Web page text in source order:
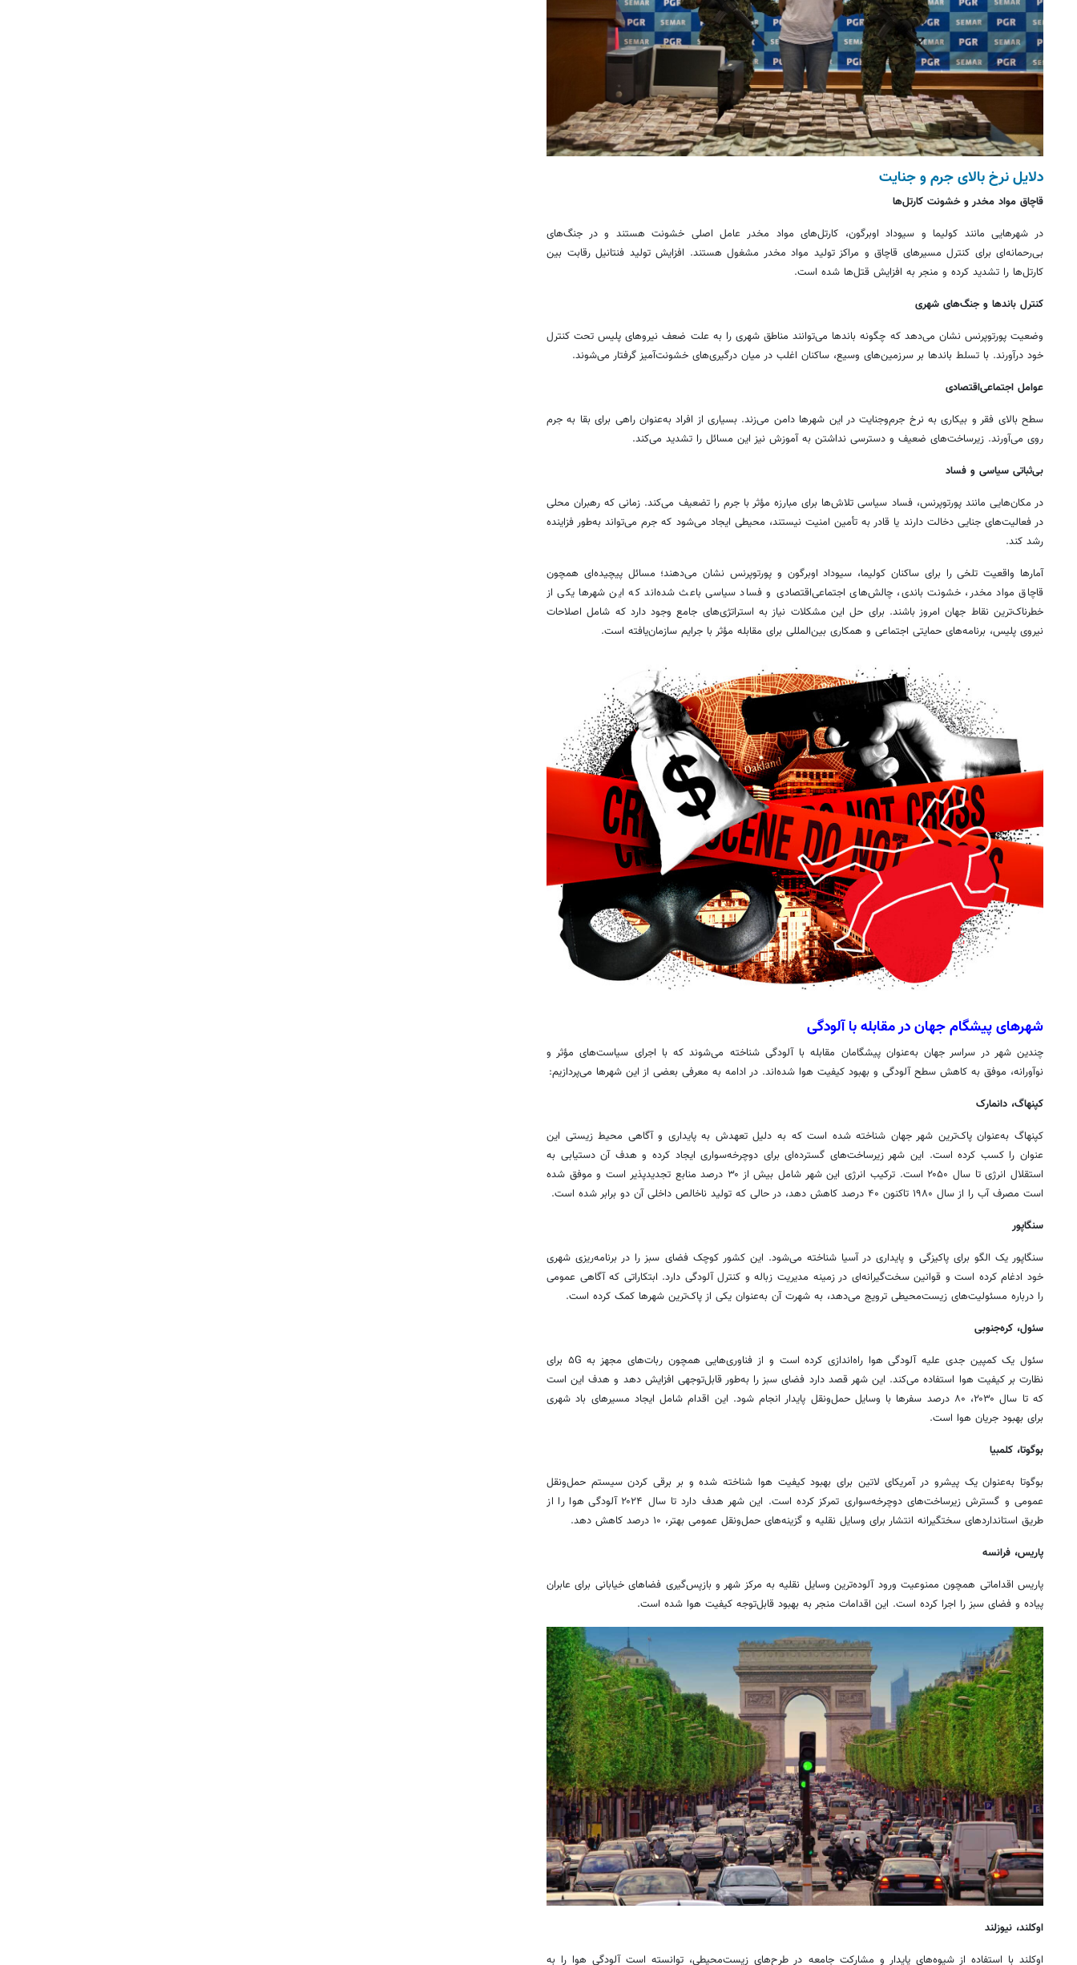
دلایل نرخ بالای جرم و جنایت
قاچاق مواد مخدر و خشونت کارتل‌ها
در شهرهایی مانند کولیما و سیوداد اوبرگون، کارتل‌های مواد مخدر عامل اصلی خشونت هستند و در جنگ‌های
بی‌رحمانه‌ای برای کنترل مسیرهای قاچاق و مراکز تولید مواد مخدر مشغول هستند. افزایش تولید فنتانیل رقابت بین
کارتل‌ها را تشدید کرده و منجر به افزایش قتل‌ها شده است.
کنترل باندها و جنگ‌های شهری
وضعیتپورتوپرنس نشان می‌دهد که چگونه باندها می‌توانند مناطق شهری را به علت ضعف نیروهای پلیس تحت کنترل
خود درآورند. با تسلط باندها بر سرزمین‌های وسیع، ساکنان اغلب در میان درگیری‌های خشونت‌آمیز گرفتار می‌شوند.
عوامل اجتماعی‌اقتصادی
سطح بالای فقر و بیکاری به نرخ جرم‌وجنایتدر این شهرها دامن می‌زند. بسیاری از افراد به‌عنوان راهی برای بقا به جرم
روی می‌آورند. زیرساخت‌های ضعیف و دسترسی نداشتن به آموزش نیز این مسائل را تشدید می‌کند.
بی‌ثباتی سیاسی و فساد
در مکان‌هایی مانندپورتوپرنس، فساد سیاسی تلاش‌ها برای مبارزه مؤثر با جرم را تضعیف می‌کند. زمانی که رهبران محلی
در فعالیت‌های جنایی دخالت دارند یا قادر به تأمین امنیت نیستند، محیطی ایجاد می‌شود که جرم می‌تواند به‌طور فزاینده
رشد کند.
آمارها واقعیت تلخی را برای ساکنان کولیما، سیوداد اوبرگون و پورتوپرنس نشان می‌دهند؛ مسائل پیچیده‌ای همچون
قاچاق مواد مخدر، خشونت باندی، چالش‌های اجتماعی‌اقتصادی و فساد سیاسی باعث شده‌اند که این شهرها یکی از
خطرناک‌ترین نقاط جهان امروز باشند. برای حل این مشکلات نیاز به استراتژی‌های جامع وجود دارد که شامل اصلاحات
نیروی پلیس، برنامه‌های حمایتی اجتماعی و همکاری بین‌المللی برای مقابله مؤثر با جرایم سازمان‌یافته است.
شهرهای پیشگام جهان در مقابله با آلودگی
چندین شهر در سراسر جهان به‌عنوان پیشگامان مقابله با آلودگی شناخته می‌شوند که با اجرای سیاست‌های مؤثر و
نوآورانه، موفق به کاهش سطح آلودگی و بهبود کیفیت هوا شده‌اند. در ادامه به معرفی بعضی از این شهرها می‌پردازیم:
کپنهاگ، دانمارک
کپنهاگ به‌عنوان پاک‌ترین شهر جهان شناخته شده است که به دلیل تعهدش به پایداری و آگاهی محیط زیستی این
عنوان را کسب کرده است. این شهر زیرساخت‌های گسترده‌ای برای دوچرخه‌سواری ایجاد کرده و هدف آن دستیابی به
استقلال انرژی تا سال ۲۰۵۰ است. ترکیب انرژی این شهر شامل بیش از ۳۰ درصد منابع
تجدیدپذیر است و موفق شده
است مصرف آب را از سال ۱۹۸۰ تاکنون ۴۰ درصد کاهش دهد، در حالی که تولید ناخالص داخلی آن دو برابر شده است.
سنگاپور
سنگاپور یک الگو برای پاکیزگی و پایداری در آسیا شناخته می‌شود. این کشور کوچک فضای سبز را در برنامه‌ریزی شهری
خود ادغام کرده است و قوانین سخت‌گیرانه‌ای در زمینه مدیریت زباله و کنترل آلودگی دارد. ابتکاراتی که آگاهی عمومی
را درباره مسئولیت‌های زیست‌محیطی ترویج می‌دهد، به شهرت آن به‌عنوان یکی از پاک‌ترین شهرها کمک کرده است.
سئول، کره‌جنوبی
سئول یک کمپین جدی علیه آلودگی هوا راه‌اندازی کرده است و از فناوری‌هایی همچون ربات‌های مجهز به ۵G برای
نظارت بر کیفیت هوا استفاده می‌کند. این شهر قصد دارد فضای سبز را به‌طور قابل‌توجهی افزایش دهد و هدف این است
که تا سال ۲۰۳۰، ۸۰ درصد سفرها با وسایل حمل‌ونقل پایدار انجام شود. این اقدام شامل ایجاد مسیرهای باد شهری
برای بهبود جریان هوا است.
بوگوتا، کلمبیا
بوگوتا به‌عنوان یک پیشرو در آمریکای لاتین برای بهبود کیفیت هوا شناخته شده و بر برقی کردن سیستم حمل‌ونقل
عمومی و گسترش زیرساخت‌های دوچرخه‌سواری تمرکز کرده است. این شهر هدف دارد تا سال ۲۰۲۴ آلودگی هوا را از
طریق استانداردهای سختگیرانه انتشار برای وسایل نقلیه و گزینه‌های حمل‌ونقل عمومی بهتر، ۱۰ درصد کاهش دهد.
پاریس، فرانسه
پاریس اقداماتی همچون ممنوعیت ورود آلوده‌ترین وسایل نقلیه به مرکز شهر و بازپس‌گیری فضاهای خیابانی برای عابران
پیاده و فضای سبز را اجرا کرده است. این اقدامات منجر به بهبود قابل‌توجه کیفیت هوا شده است.
اوکلند، نیوزلند
اوکلند با استفاده از شیوه‌های پایدار و مشارکت جامعه در طرح‌های زیست‌محیطی، توانسته است آلودگی هوا را به